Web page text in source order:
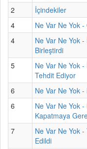
2
İçindekiler
4
Ne Var Ne Yok
4
Ne Var Ne Yok
Birleştirdi
5
Ne Var Ne Yok
Tehdit Ediyor
6
Ne Var Ne Yok
6
Ne Var Ne Yok
Kapatmaya
7
Ne Var Ne Yok -
Edildi